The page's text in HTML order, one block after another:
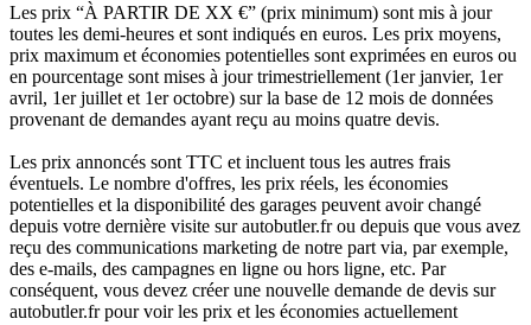
Les prix “À PARTIR DE XX €” (prix minimum) sont mis à jour
toutes les demi-heures et sont indiqués en euros. Les prix moyens,
prix maximum et économies potentielles sont exprimées en euros ou
en pourcentage sont mises à jour trimestriellement (1er janvier, 1er
avril, 1er juillet et 1er octobre) sur la base de 12 mois de données
provenant de demandes ayant reçu au moins quatre devis.
Les prix annoncés sont TTC et incluent tous les autres frais
éventuels. Le nombre d'offres, les prix réels, les économies
potentielles et la disponibilité des garages peuvent avoir changé
depuis votre dernière visite sur autobutler.fr ou depuis que vous avez
reçu des communications marketing de notre part via, par exemple,
des e-mails, des campagnes en ligne ou hors ligne, etc. Par
conséquent, vous devez créer une nouvelle demande de devis sur
autobutler.fr pour voir les prix et les économies actuellement